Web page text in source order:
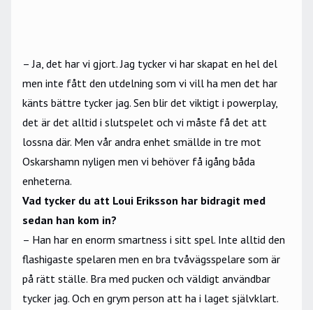
– Ja, det har vi gjort. Jag tycker vi har skapat en hel del
men inte fått den utdelning som vi vill ha men det har
känts bättre tycker jag. Sen blir det viktigt i powerplay,
det är det alltid i slutspelet och vi måste få det att
lossna där. Men vår andra enhet smällde in tre mot
Oskarshamn nyligen men vi behöver få igång båda
enheterna.
Vad tycker du att Loui Eriksson har bidragit med
sedan han kom in?
– Han har en enorm smartness i sitt spel. Inte alltid den
flashigaste spelaren men en bra tvåvägsspelare som är
på rätt ställe. Bra med pucken och väldigt användbar
tycker jag. Och en grym person att ha i laget självklart.